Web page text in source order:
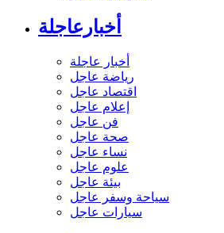
أخبارعاجلة
أخبار عاجلة
رياضة عاجل
اقتصاد عاجل
إعلام عاجل
فن عاجل
صحة عاجل
نساء عاجل
علوم عاجل
بيئة عاجل
سياحة وسفر عاجل
سيارات عاجل